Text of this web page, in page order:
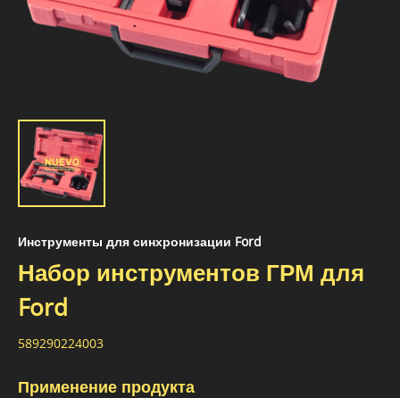
Инструменты для синхронизации Ford
Набор инструментов ГРМ для
Ford
589290224003
Применение продукта